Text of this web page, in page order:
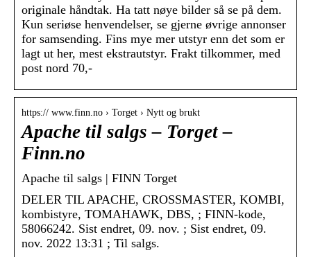
originale håndtak. Ha tatt nøye bilder så se på dem.
Kun seriøse henvendelser, se gjerne øvrige annonser
for samsending. Fins mye mer utstyr enn det som er
lagt ut her, mest ekstrautstyr. Frakt tilkommer, med
post nord 70,-
https:// www.finn.no › Torget › Nytt og brukt
Apache til salgs – Torget –
Finn.no
Apache til salgs | FINN Torget
DELER TIL APACHE, CROSSMASTER, KOMBI,
kombistyre, TOMAHAWK, DBS, ; FINN-kode,
58066242. Sist endret, 09. nov. ; Sist endret, 09.
nov. 2022 13:31 ; Til salgs.